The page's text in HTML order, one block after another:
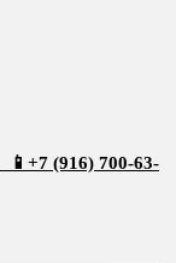
📱 +7 (916) 700-63-